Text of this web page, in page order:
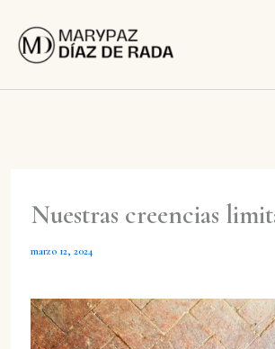
Nuestras creencias
marzo 12, 2024